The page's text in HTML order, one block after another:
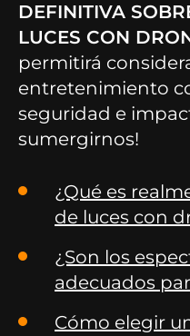
DEFINITIVA
LUCES CON
permitirá
entretenimiento
seguridad e
sumergirnos!
¿Qué es
de luces con
¿Son los
adecuados
Cómo elegir